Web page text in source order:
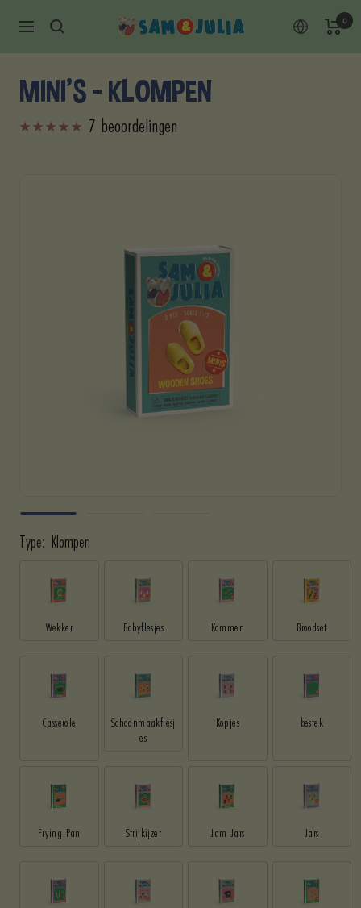
naar
content
Navigatie
Sam
&
0
MINI'S - KLOMPEN
7 beoordelingen
Type: Klompen
Wekker Babyflesjes Kommen Broodset
Casserole
Schoonmaakflesj
es
Kopjes bestek
Frying Pan Strijkijzer Jam Jars Jars